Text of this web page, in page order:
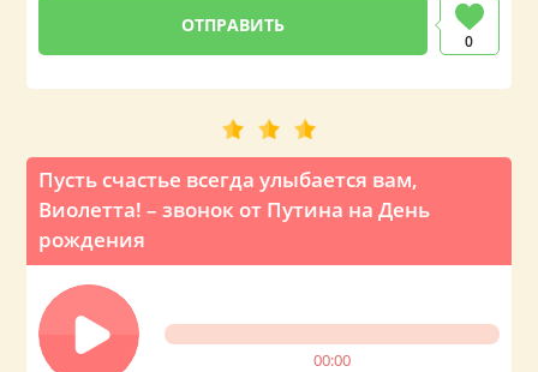
0
Пусть счастье всегда улыбается вам,
Виолетта! – звонок от Путина на День
рождения
00:00